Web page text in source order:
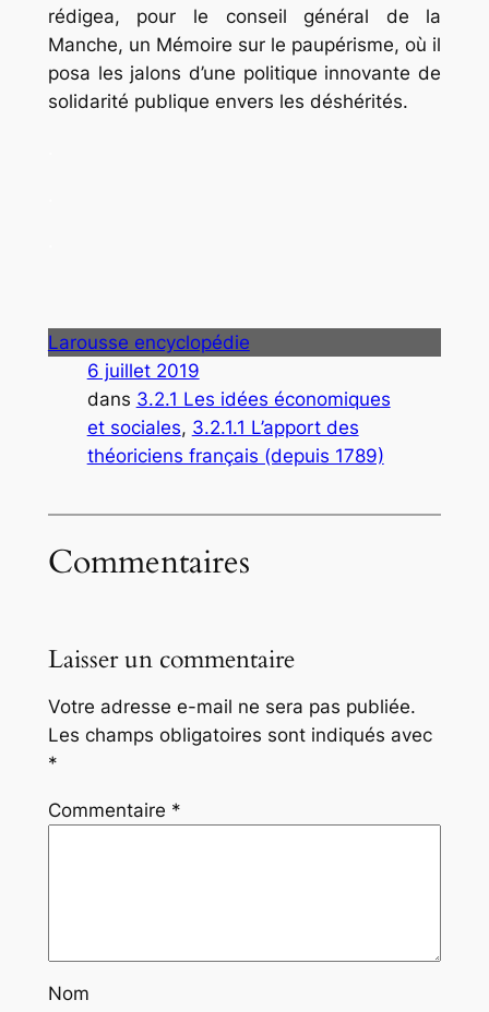
rédigea, pour le conseil général de la
Manche, un Mémoire sur le paupérisme, où il
posa les jalons d’une politique innovante de
solidarité publique envers les déshérités.
Larousse encyclopédie
6 juillet 2019
dans 3.2.1 Les idées économiques
et sociales, 3.2.1.1 L’apport des
théoriciens français (depuis 1789)
Commentaires
Laisser un commentaire
Votre adresse e-mail ne sera pas publiée.
Les champs obligatoires sont indiqués avec
*
Commentaire *
Nom